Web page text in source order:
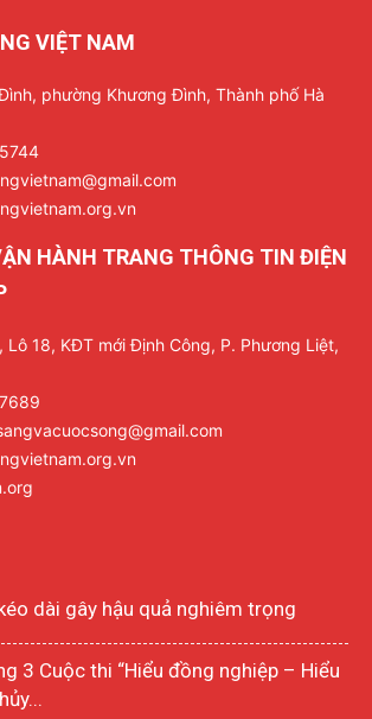
VIỆT NAM
phường Khương Đình, Thành phố Hà
HÀNH TRANG THÔNG TIN ĐIỆN
Lô 18, KĐT mới Định Công, P. Phương Liệt,
dài gây hậu quả nghiêm trọng
3 Cuộc thi “Hiểu đồng nghiệp – Hiểu